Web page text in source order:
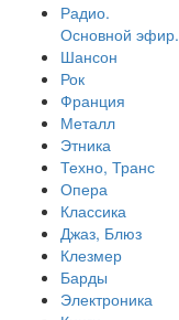
Радио.
Основной эфир.
Шансон
Рок
Франция
Металл
Этника
Техно, Транс
Опера
Классика
Джаз, Блюз
Клезмер
Барды
Электроника